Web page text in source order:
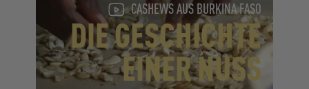
CASHEWS AUS BURKINA FASO
DIE GESCHICHTE
EINER NUSS